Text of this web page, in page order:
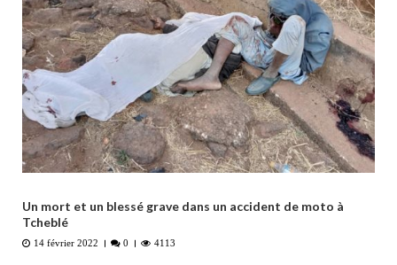
Un mort et un blessé grave dans un accident de moto à
Tcheblé
14 février 2022 0 4113